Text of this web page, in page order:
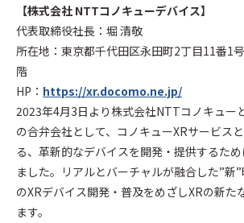
【株式会社 NTTコノキューデバイス】
代表取締役社長：堀 清敬
所在地：東京都千代田区永田町2丁目11番1
階
HP： https://xr.docomo.ne.jp/
2023年4月3日より株式会社NTTコノキュー
の合弁会社として、コノキューXRサービス
る、革新的なデバイスを開発・提供するた
ました。リアルとバーチャルが融合した”新
のXRデバイス開発・普及をめざしXRの新た
ます。